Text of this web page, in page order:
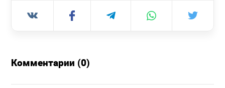
Комментарии (0)